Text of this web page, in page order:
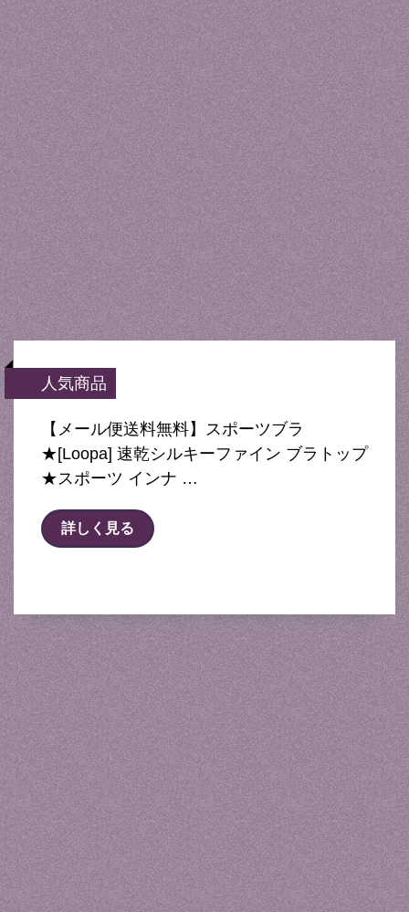
人気商品
【メール便送料無料】スポーツブラ
★[Loopa] 速乾シルキーファイン ブラトップ
★スポーツ インナ …
詳しく見る